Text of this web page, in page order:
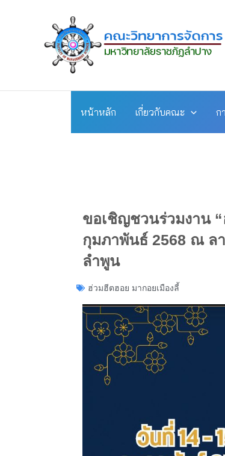
หน้าหลัก เกี่ยวกับคณะ ก
ขอเชิญชวนร่วมงาน
กุมภาพันธ์ 2568 ณ ล
ลำพูน
ฮ่วมฮีตฮอย มากอยเมืองลี้